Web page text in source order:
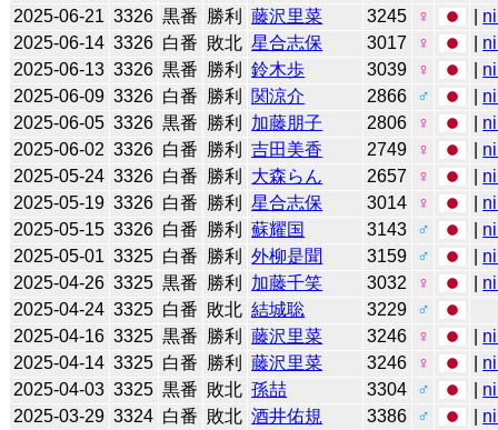
2025-06-21 3326 黒番 勝利 藤沢里菜 3245 ♀
2025-06-14 3326 白番 敗北 星合志保 3017 ♀
2025-06-13 3326 黒番 勝利 鈴木歩 3039 ♀
2025-06-09 3326 白番 勝利 関涼介 2866 ♂
2025-06-05 3326 黒番 勝利 加藤朋子 2806 ♀
2025-06-02 3326 白番 勝利 吉田美香 2749 ♀
2025-05-24 3326 白番 勝利 大森らん 2657 ♀
2025-05-19 3326 白番 勝利 星合志保 3014 ♀
2025-05-15 3326 白番 勝利 蘇耀国 3143 ♂
2025-05-01 3325 白番 勝利 外柳是聞 3159 ♂
2025-04-26 3325 黒番 勝利 加藤千笑 3032 ♀
2025-04-24 3325 白番 敗北 結城聡 3229
♂
2025-04-16 3325 黒番 勝利 藤沢里菜 3246 ♀
2025-04-14 3325 白番 勝利 藤沢里菜 3246 ♀
2025-04-03 3325 黒番 敗北 孫喆 3304 ♂
2025-03-29 3324 白番 敗北 酒井佑規 3386 ♂